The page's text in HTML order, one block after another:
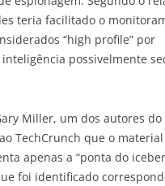
teria facilitado o
“high profile” por
possivelmente
Miller, um dos autores do
TechCrunch que o material
apenas a “ponta do
foi identificado